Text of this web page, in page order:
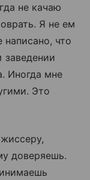
не качаю
Я не ем
что
заведении
Иногда мне
Это
доверяешь.